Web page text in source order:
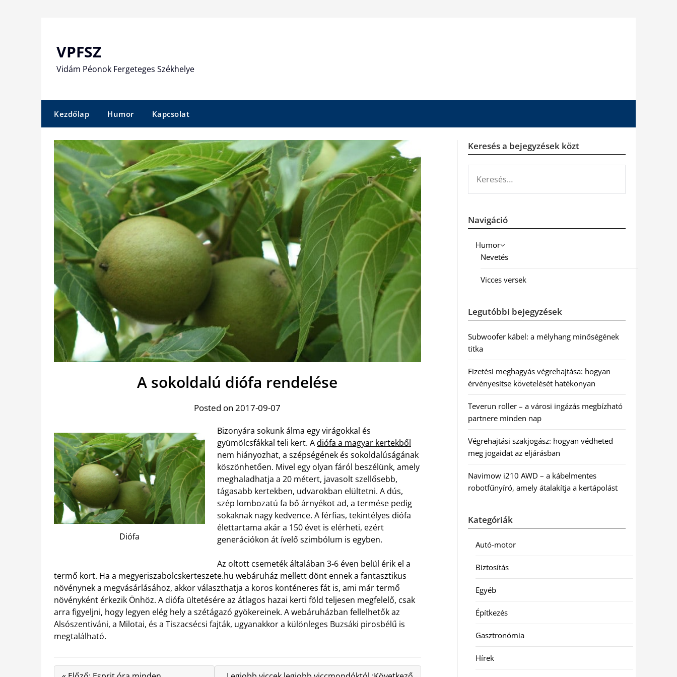
VPFSZ
Vidám Péonok Fergeteges Székhelye
Kezdőlap Humor Kapcsolat
A sokoldalú diófa rendelése
Posted on 2017-09-07
Diófa
Bizonyára sokunk álma egy virágokkal és
gyümölcsfákkal teli kert. Adiófa a magyar kertekből
nem hiányozhat, a szépségének és sokoldalúságának
köszönhetően. Mivel egy olyan fáról beszélünk, amely
meghaladhatja a 20 métert, javasolt szellősebb,
tágasabb kertekben, udvarokban elültetni. A dús,
szép lombozatú fa bő árnyékot ad, a termése pedig
sokaknak nagy kedvence. A férfias, tekintélyes diófa
élettartama akár a 150 évet is elérheti, ezért
generációkon át ívelő szimbólum is egyben.
Az oltott csemeték általában 3-6 éven belül érik el a
termő kort. Ha a megyeriszabolcskerteszete.hu webáruház mellett dönt ennek a fantasztikus
növénynek a megvásárlásához, akkor választhatja a koros konténeres fát is, ami már termő
növényként érkezik Önhöz. A diófa ültetésére az átlagos hazai kerti föld teljesen megfelelő, csak
arra figyeljni, hogy legyen elég hely a szétágazó gyökereinek. A webáruházban fellelhetők az
Alsószentiváni, a Milotai, és a Tiszacsécsi fajták, ugyanakkor a különleges Buzsáki pirosbélű is
megtalálható.
Keresés a bejegyzések közt
Navigáció
Humor
Nevetés
Vicces versek
Legutóbbi bejegyzések
Subwoofer kábel: a mélyhang minőségének
titka
Fizetési meghagyás végrehajtása: hogyan
érvényesítse követelését hatékonyan
Teverun roller – a városi ingázás megbízható
partnere minden nap
Végrehajtási szakjogász: hogyan védheted
meg jogaidat az eljárásban
Navimow i210 AWD – a kábelmentes
robotfűnyíró, amely átalakítja a kertápolást
Kategóriák
Autó-motor
Biztosítás
Egyéb
Építkezés
Gasztronómia
Hírek